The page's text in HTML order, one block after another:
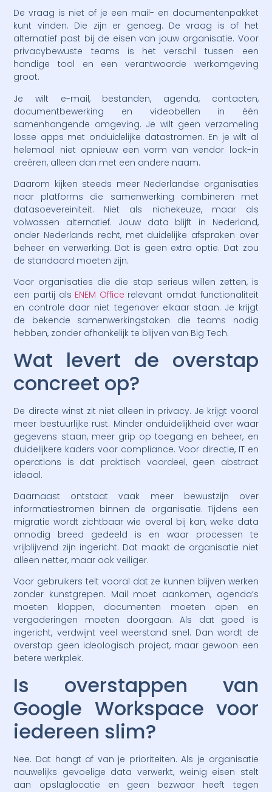
De vraag is niet of je een mail- en documentenpakket
kunt vinden. Die zijn er genoeg. De vraag is of het
alternatief past bij de eisen van jouw organisatie. Voor
privacybewuste teams is het verschil tussen een
handige tool en een verantwoorde werkomgeving
groot.
Je wilt e-mail, bestanden, agenda, contacten,
documentbewerking en videobellen in één
samenhangende omgeving. Je wilt geen verzameling
losse apps met onduidelijke datastromen. En je wilt al
helemaal niet opnieuw een vorm van vendor lock-in
creëren, alleen dan met een andere naam.
Daarom kijken steeds meer Nederlandse organisaties
naar platforms die samenwerking combineren met
datasoevereiniteit. Niet als nichekeuze, maar als
volwassen alternatief. Jouw data blijft in Nederland,
onder Nederlands recht, met duidelijke afspraken over
beheer en verwerking. Dat is geen extra optie. Dat zou
de standaard moeten zijn.
Voor organisaties die die stap serieus willen zetten, is
een partij als ENEM Office relevant omdat functionaliteit
en controle daar niet tegenover elkaar staan. Je krijgt
de bekende samenwerkingstaken die teams nodig
hebben, zonder afhankelijk te blijven van Big Tech.
Wat levert de overstap
concreet op?
De directe winst zit niet alleen in privacy. Je krijgt vooral
meer bestuurlijke rust. Minder onduidelijkheid over waar
gegevens staan, meer grip op toegang en beheer, en
duidelijkere kaders voor compliance. Voor directie, IT en
operations is dat praktisch voordeel, geen abstract
ideaal.
Daarnaast ontstaat vaak meer bewustzijn over
informatiestromen binnen de organisatie. Tijdens een
migratie wordt zichtbaar wie overal bij kan, welke data
onnodig breed gedeeld is en waar processen te
vrijblijvend zijn ingericht. Dat maakt de organisatie niet
alleen netter, maar ook veiliger.
Voor gebruikers telt vooral dat ze kunnen blijven werken
zonder kunstgrepen. Mail moet aankomen, agenda’s
moeten kloppen, documenten moeten open en
vergaderingen moeten doorgaan. Als dat goed is
ingericht, verdwijnt veel weerstand snel. Dan wordt de
overstap geen ideologisch project, maar gewoon een
betere werkplek.
Is overstappen van
Google Workspace voor
iedereen slim?
Nee. Dat hangt af van je prioriteiten. Als je organisatie
nauwelijks gevoelige data verwerkt, weinig eisen stelt
aan opslaglocatie en geen bezwaar heeft tegen